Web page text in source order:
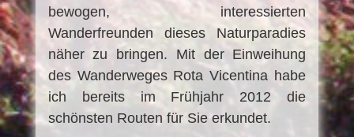
bewogen, interessierten
Wanderfreunden dieses Naturparadies
näher zu bringen. Mit der Einweihung
des Wanderweges Rota Vicentina habe
ich bereits im Frühjahr 2012 die
schönsten Routen für Sie erkundet.